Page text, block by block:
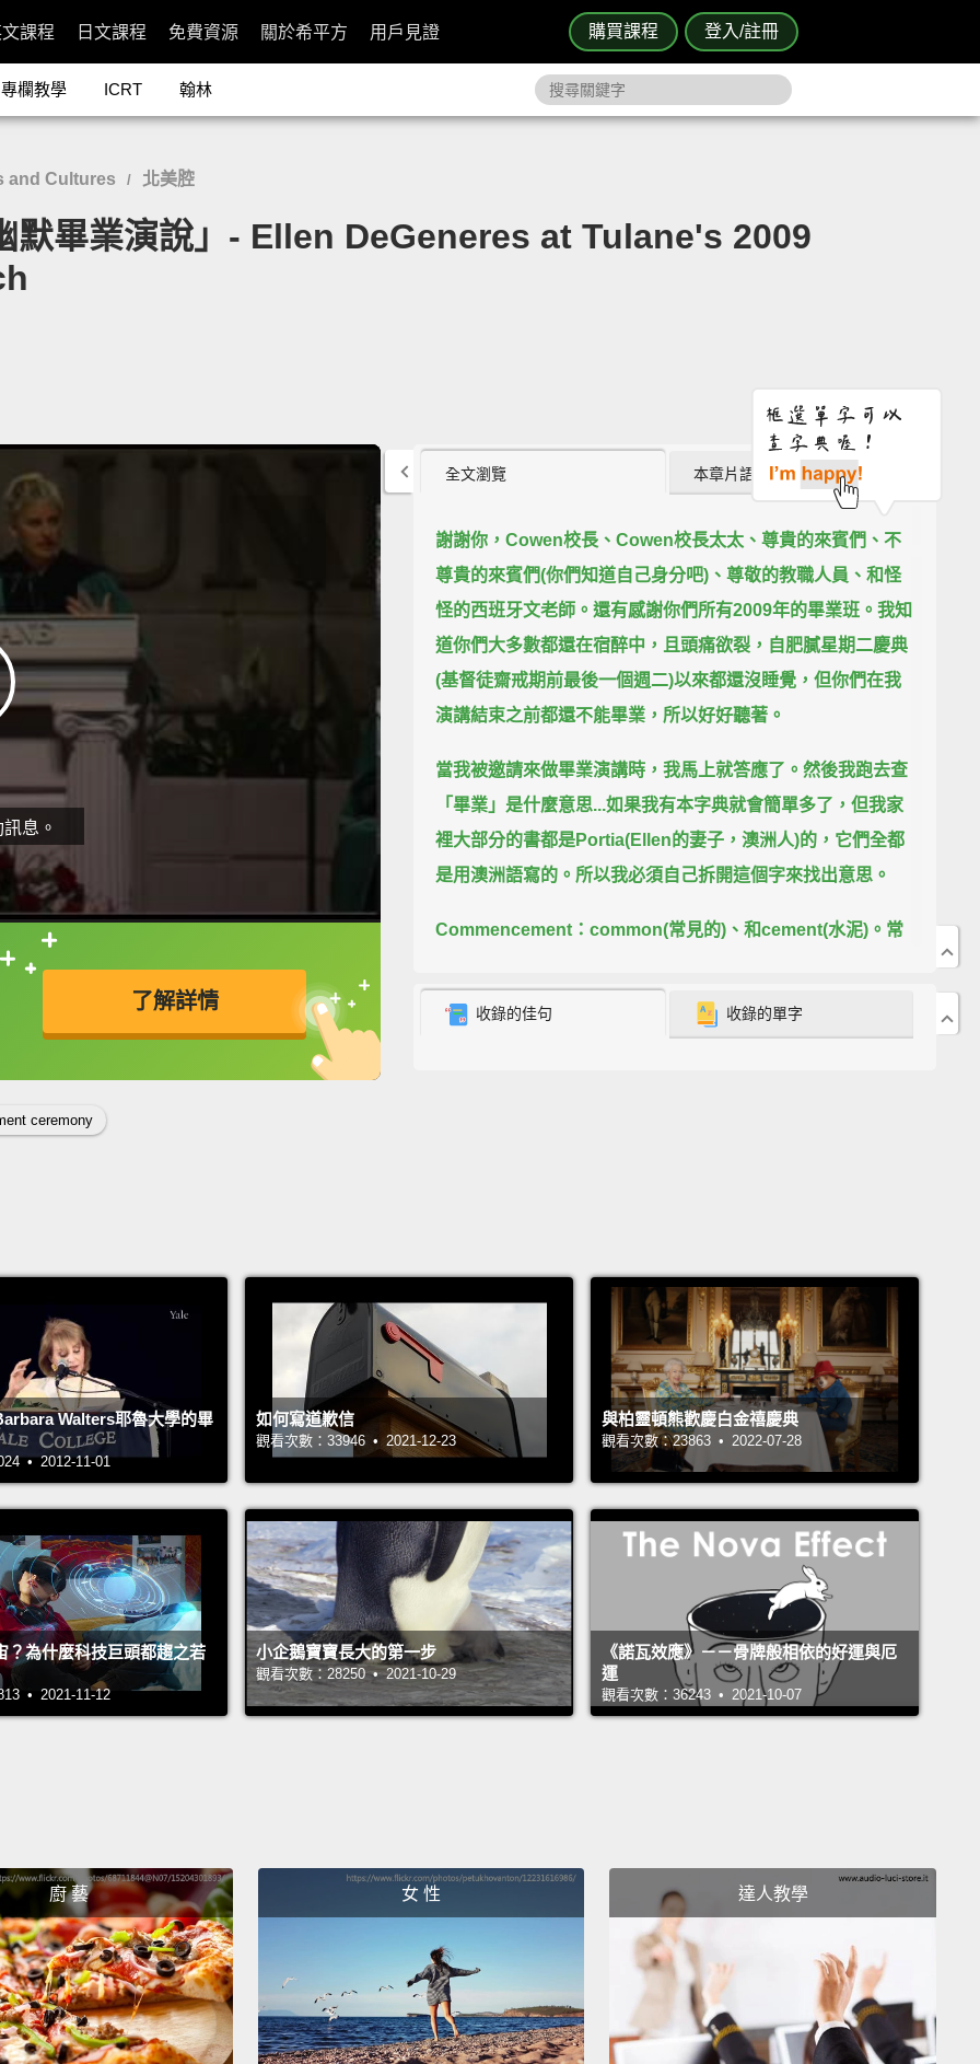
購買課程 登入/註冊
課程 日文課程 免費資源 關於希平方 用戶見證
專欄教學 ICRT 翰林
and Cultures / 北美腔
默畢業演說」- Ellen DeGeneres at Tulane's 2009
息。
了解詳情
接查字典喔！
英
ceremony
全文瀏覽 本章片語 (0)
謝謝你，Cowen校長、Cowen校長太太、尊貴的來賓們、不
尊貴的來賓們(你們知道自己身分吧)、 尊敬的教職人員、和怪
怪的西班牙文老師。 還有感謝你們所有2009年的畢業班。 我知
道你們大多數都還在宿醉中，且頭痛欲裂，自肥膩星期二慶典
(基督徒齋戒期前最後一個週二)以來都還沒睡覺，但你們在我
演講結束之前都還不能畢業，所以好好聽著。
當我被邀請來做畢業演講時，我馬上就答應了。 然後我跑去查
「畢業」是什麼意思...如果我有本字典就會簡單多了，但我家
裡大部分的書都是Portia(Ellen的妻子，澳洲人)的，它們全都
是用澳洲語寫的。 所以我必須自己拆開這個字來找出意思。
Commencement：common(常見的)、和cement(水泥)。 常
果你踩到裂痕，你就會摔斷你媽媽的背(西洋古老迷信)。
看看我：我是個大咖名人。
雖然我確實從「社會磨練大學」畢
業，我們的吉祥物就是那些胸部，我花了很多時間在這裡成
長。
我的母親在Newcomb工作，我在每次需要從她錢包偷些
東西時會去那兒。
但我今天為什麼會在這裡？當然不是要來偷東西，你們坐太遠
了，而我永遠無法僥倖逃跑。我在這是因為你們，因為我無法
想到一群更堅韌、更有勇氣的畢業班。我是說，看看你們全都
穿著你們的畢業袍。
通常當你在早上十點還穿著睡袍時，就表
示你已經放棄了。
我在這是因為我愛紐奧良。我在這土生土
長，我的性格形成時期是在這度過的，就像你們，當我住在這
裡時，我只洗過六次衣服。
當我從學校畢業後，我完全迷失了，而當提到學校，我指的是
某個工作安頓下來。
我會賺足夠的錢來支付我的房租，也許還
能看基本的第四台、也許不行。我真的沒有計畫。
我的重點是，當我在你們這年紀的時候，我真的以為我知道我
是誰，但我其實不知道。
像是，舉例來說，當我在你們這年紀
時，我和男生交往。
所以我要說的是，當你們年紀更大一些
收錄的佳句 收錄的單字
Walters耶魯大學的畢
• 2012-11-01
如何寫道歉信
觀看次數：33946 • 2021-12-23
與柏靈頓熊歡慶白金禧慶典
觀看次數：23863 • 2022-07-28
？為什麼科技巨頭都趨之若
• 2021-11-12
小企鵝寶寶長大的第一步
觀看次數：28250 • 2021-10-29
《諾瓦效應》－－骨牌般相依的好運與厄
運
觀看次數：36243 • 2021-10-07
廚 藝 女 性 達人教學